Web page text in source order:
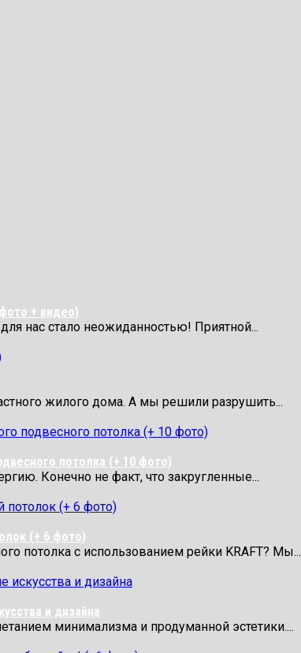
+ видео)
нас стало неожиданностью! Приятной...
жилого дома. А мы решили разрушить...
потолка (+ 10 фото)
Конечно не факт, что закругленные...
(+ 6 фото)
потолка с использованием рейки KRAFT? Мы...
и дизайна
минимализма и продуманной эстетики....